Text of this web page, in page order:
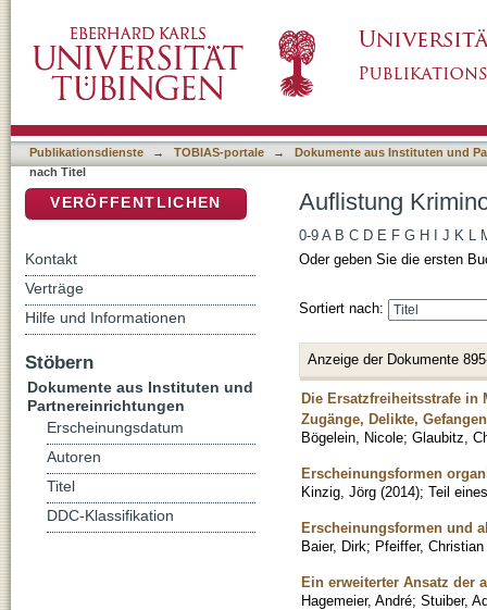
Publikationsdienste → TOBIAS-portale →
Dokumente aus Instituten und
nach Titel
Auflistung
0-9 A B C D E F G H J K L
Oder geben Sie die ersten
Sortiert nach:
Anzeige der Dokumente
Die Ersatzfreiheitsstrafe in
Zugänge, Delikte,
Bögelein, Nicole; Glaubitz,
Erscheinungsformen
Kinzig, Jörg (2014); Teil
Erscheinungsformen und
Baier, Dirk; Pfeiffer, Christian
Ein erweiterter Ansatz der
Hagemeier, André; Stuiber,
VERÖFFENTLICHEN
Kontakt
Verträge
Hilfe und Informationen
Stöbern
Dokumente aus Instituten und
Partnereinrichtungen
Erscheinungsdatum
Autoren
Titel
DDC-Klassifikation